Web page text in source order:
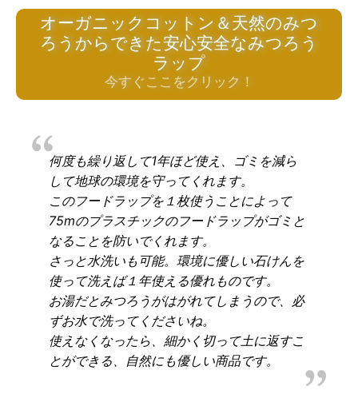
オーガニックコットン＆天然のみつ
ろうからできた安心安全なみつろう
ラップ
今すぐここをクリック！
何度も繰り返して1年ほど使え、ゴミを減ら
して地球の環境を守ってくれます。
このフードラップを１枚使うことによって
75mのプラスチックのフードラップがゴミと
なることを防いでくれます。
さっと水洗いも可能。環境に優しい石けんを
使って洗えば１年使える優れものです。
お湯だとみつろうがはがれてしまうので、必
ずお水で洗ってくださいね。
使えなくなったら、細かく切って土に返すこ
とができる、自然にも優しい商品です。